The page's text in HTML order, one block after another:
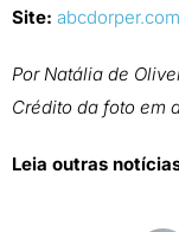
Site:
Por Natália de
Crédito da foto em
Leia outras